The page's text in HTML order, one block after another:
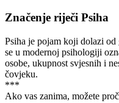
Značenje riječi Psiha
Psiha je pojam koji dolazi od
se u modernoj psihologiji
osobe, ukupnost svjesnih i
čovjeku.
***
Ako vas zanima, možete